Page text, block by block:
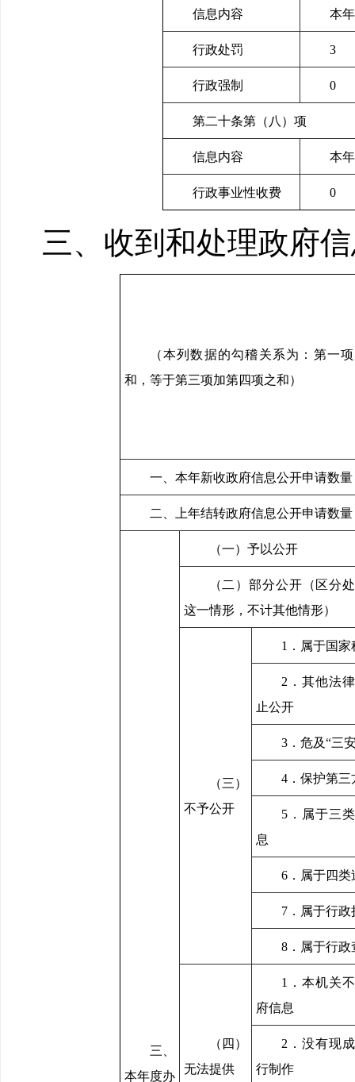
信息内容 本
行政处罚 3
行政强制 0
第二十条第（八）项
信息内容 本
行政事业性收费 0
三、收到和处理政府
（本列数据的勾稽关系为：第一
和，等于第三项加第四项之和）
一、本年新收政府信息公开申请数量
二、上年结转政府信息公开申请数量
三、
本年度办
（一）予以公开
（二）部分公开（区分
这一情形，不计其他情形）
（三）
不予公开
1．属于国家
2．其他法
止公开
3．危及“三
4．保护第三
5．属于三
息
6．属于四类
7．属于行政
8．属于行政
（四）
无法提供
1．本机关
府信息
2．没有现
行制作